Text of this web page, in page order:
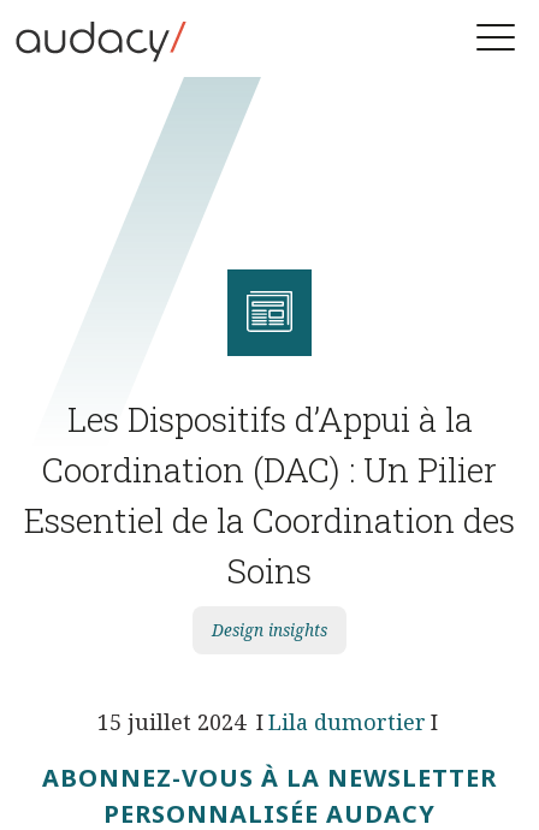
to
content
Toggle
Les Dispositifs d’Appui à la
Coordination (DAC) : Un Pilier
Essentiel de la Coordination des
Soins
Design insights
15 juillet 2024 Lila dumortier
ABONNEZ-VOUS À LA NEWSLETTER
PERSONNALISÉE AUDACY